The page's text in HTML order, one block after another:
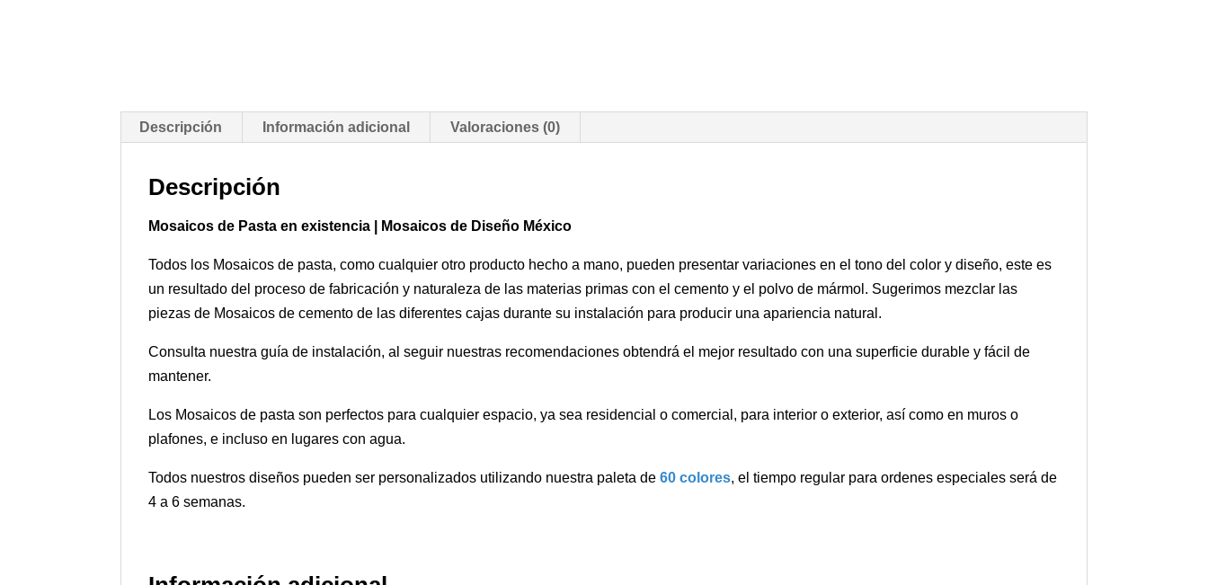
Descripción Información adicional Valoraciones (0)
Descripción
Mosaicos de Pasta en existencia | Mosaicos de Diseño México
Todos los Mosaicos de pasta, como cualquier otro producto hecho a mano, pueden presentar variaciones en el tono del color y diseño, este es
un resultado del proceso de fabricación y naturaleza de las materias primas con el cemento y el polvo de mármol. Sugerimos mezclar las
piezas de Mosaicos de cemento de las diferentes cajas durante su instalación para producir una apariencia natural.
Consulta nuestra guía de instalación, al seguir nuestras recomendaciones obtendrá el mejor resultado con una superficie durable y fácil de
mantener.
Los Mosaicos de pasta son perfectos para cualquier espacio, ya sea residencial o comercial, para interior o exterior, así como en muros o
plafones, e incluso en lugares con agua.
Todos nuestros diseños pueden ser personalizados utilizando nuestra paleta de60 colores, el tiempo regular para ordenes especiales será de
4 a 6 semanas.